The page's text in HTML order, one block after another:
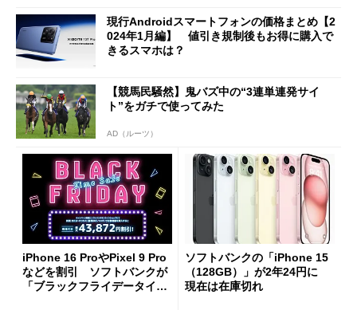
現行Androidスマートフォンの価格まとめ【2
024年1月編】 値引き規制後もお得に購入で
きるスマホは？
【競馬民騒然】鬼バズ中の“3連単連発サイ
ト”をガチで使ってみた
AD（ルーツ）
iPhone 16 ProやPixel 9 Pro
などを割引 ソフトバンクが
「ブラックフライデータイム
ソフトバンクの「iPhone 15
（128GB）」が2年24円に
現在は在庫切れ